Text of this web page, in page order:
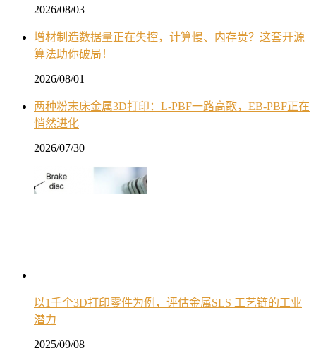
2026/08/03
增材制造数据量正在失控，计算慢、内存贵？这套开源
算法助你破局！
2026/08/01
两种粉末床金属3D打印：L-PBF一路高歌，EB-PBF正在
悄然进化
2026/07/30
以1千个3D打印零件为例，评估金属SLS 工艺链的工业
潜力
2025/09/08